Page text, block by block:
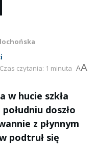
Czas czytania: 1 minuta AA
w hucie szkła
doszło
z płynnym
podtruł się